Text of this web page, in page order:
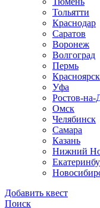
Тольятти
Краснодар
Саратов
Воронеж
Волгоград
Пермь
Красноярск
Уфа
Ростов-на-
Омск
Челябинск
Самара
Казань
Нижний
Добавить квест
Поиск